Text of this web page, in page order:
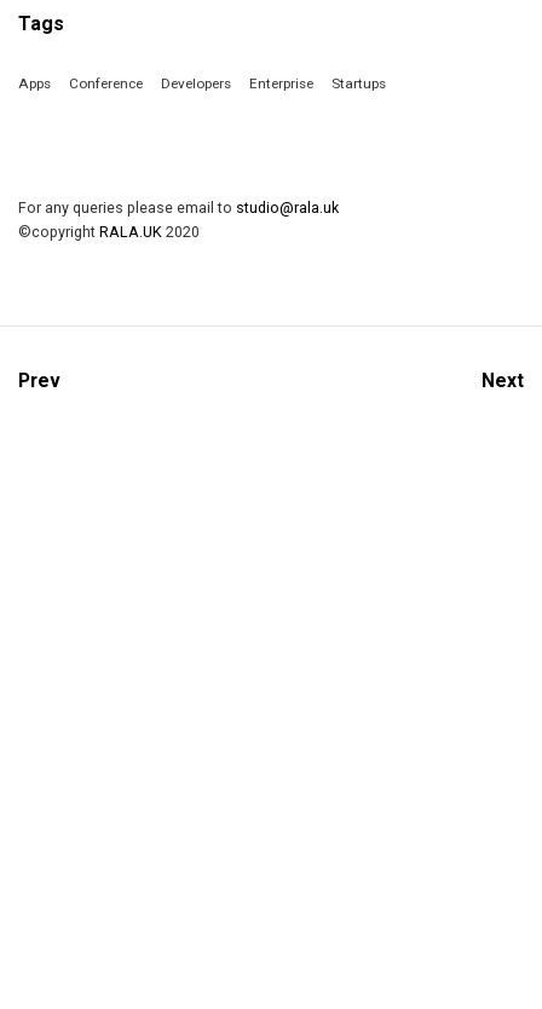
Tags
Apps Conference Developers Enterprise Startups
For any queries please email to studio@rala.uk
©copyright RALA.UK 2020
Prev Next